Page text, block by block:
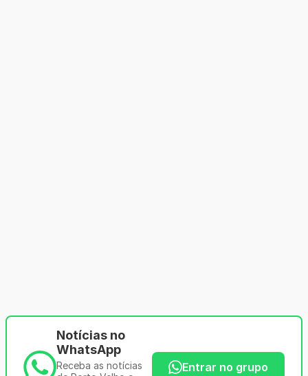
Notícias no
WhatsApp
Receba as notícias
Entrar no grupo